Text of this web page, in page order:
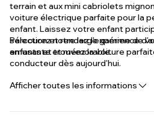
terrain et aux mini cabriolets
voiture électrique parfaite pour la
enfant. Laissez votre enfant
sélection et rendez l'expérience
amusante et mémorable.
Parcourez notre large gamme de
enfants et trouvez la voiture
conducteur dès aujourd'hui.
Afficher toutes les informations